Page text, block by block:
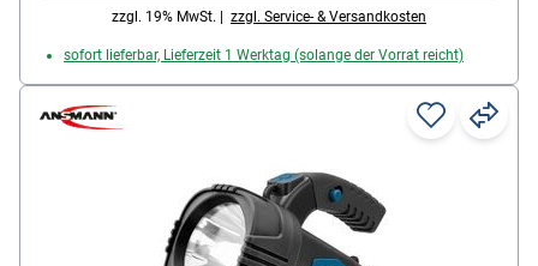
zzgl. 19% MwSt. | zzgl. Service- & Versandkosten
sofort lieferbar, Lieferzeit 1 Werktag (solange der Vorrat reicht)